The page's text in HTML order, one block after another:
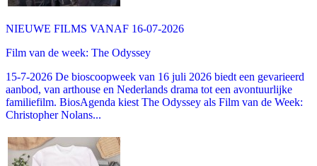
NIEUWE FILMS VANAF 16-07-2026
Film van de week: The Odyssey
15-7-2026 De bioscoopweek van 16 juli 2026 biedt een gevarieerd
aanbod, van arthouse en Nederlands drama tot een avontuurlijke
familiefilm. BiosAgenda kiest The Odyssey als Film van de Week:
Christopher Nolans...